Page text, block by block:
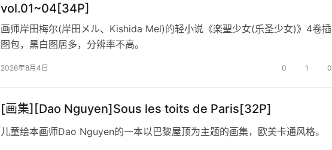
vol.01~04[34P]
画师岸田梅尔(岸田メル、Kishida Mel)的轻小说《楽聖少女(乐圣少女)》4卷插
图包，黑白图居多，分辨率不高。
2026年8月4日 0 1 0
[画集][Dao Nguyen]Sous les toits de Paris[32P]
儿童绘本画师Dao Nguyen的一本以巴黎屋顶为主题的画集，欧美卡通风格。